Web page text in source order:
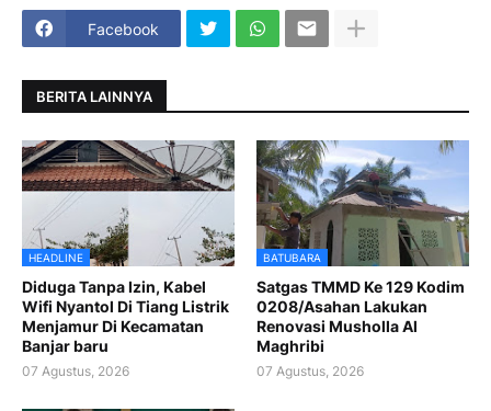
Facebook
BERITA LAINNYA
HEADLINE
Diduga Tanpa Izin, Kabel
Wifi Nyantol Di Tiang Listrik
Menjamur Di Kecamatan
Banjar baru
07 Agustus, 2026
BATUBARA
Satgas TMMD Ke 129 Kodim
0208/Asahan Lakukan
Renovasi Musholla Al
Maghribi
07 Agustus, 2026